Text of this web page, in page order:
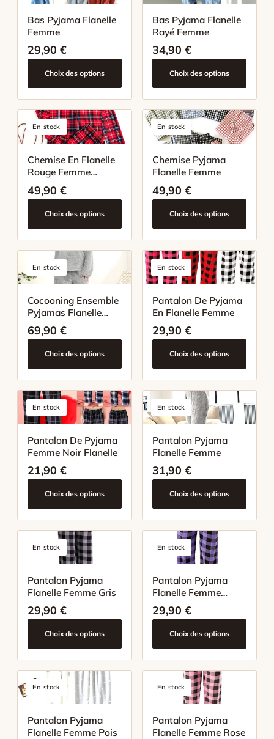
Bas Pyjama Flanelle
Femme
29,90 €
Choix des options
Bas Pyjama Flanelle
Rayé Femme
34,90 €
Choix des options
En stock
Chemise En Flanelle
Rouge Femme
Pyjama
49,90 €
Choix des options
En stock
Chemise Pyjama
Flanelle Femme
49,90 €
Choix des options
En stock
Cocooning Ensemble
Pyjamas Flanelle
Femme
69,90 €
Choix des options
En stock
Pantalon De Pyjama
En Flanelle Femme
29,90 €
Choix des options
En stock
Pantalon De Pyjama
Femme Noir Flanelle
21,90 €
Choix des options
En stock
Pantalon Pyjama
Flanelle Femme
31,90 €
Choix des options
En stock
Pantalon Pyjama
Flanelle Femme Gris
29,90 €
Choix des options
En stock
Pantalon Pyjama
Flanelle Femme
Mauve
29,90 €
Choix des options
En stock
Pantalon Pyjama
Flanelle Femme Pois
En stock
Pantalon Pyjama
Flanelle Femme Rose